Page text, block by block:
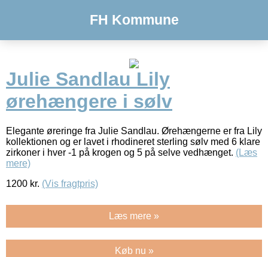
FH Kommune
Julie Sandlau Lily
ørehængere i sølv
Elegante øreringe fra Julie Sandlau. Ørehængerne er fra Lily
kollektionen og er lavet i rhodineret sterling sølv med 6 klare
zirkoner i hver -1 på krogen og 5 på selve vedhænget. (Læs
mere)
1200 kr. (Vis fragtpris)
Læs mere »
Køb nu »